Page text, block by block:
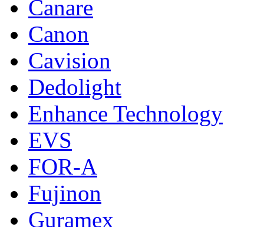
Canare
Canon
Cavision
Dedolight
Enhance Technology
EVS
FOR-A
Fujinon
Guramex